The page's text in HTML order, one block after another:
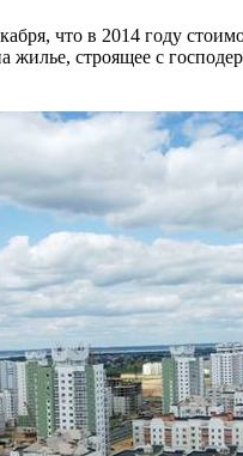
что в 2014 году
жилье, строящее с